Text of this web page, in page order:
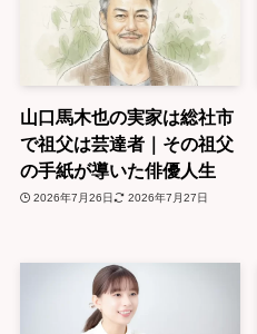
山口馬木也の実家は総社市
で祖父は芸達者｜その祖父
の手紙が導いた俳優人生
2026年7月26日 2026年7月27日